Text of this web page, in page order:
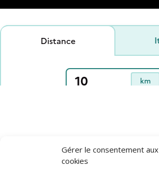
Gérer le consentement aux
cookies